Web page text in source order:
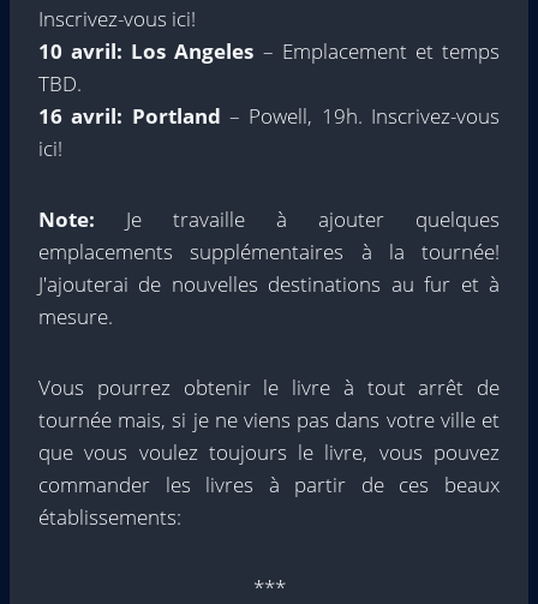
Inscrivez-vous ici!
10 avril: Los Angeles – Emplacement et temps
TBD.
16 avril: Portland – Powell, 19h. Inscrivez-vous
ici!
Note: Je travaille à ajouter quelques
emplacements supplémentaires à la tournée!
J'ajouterai de nouvelles destinations au fur et à
mesure.
Vous pourrez obtenir le livre à tout arrêt de
tournée mais, si je ne viens pas dans votre ville et
que vous voulez toujours le livre, vous pouvez
commander les livres à partir de ces beaux
établissements:
***